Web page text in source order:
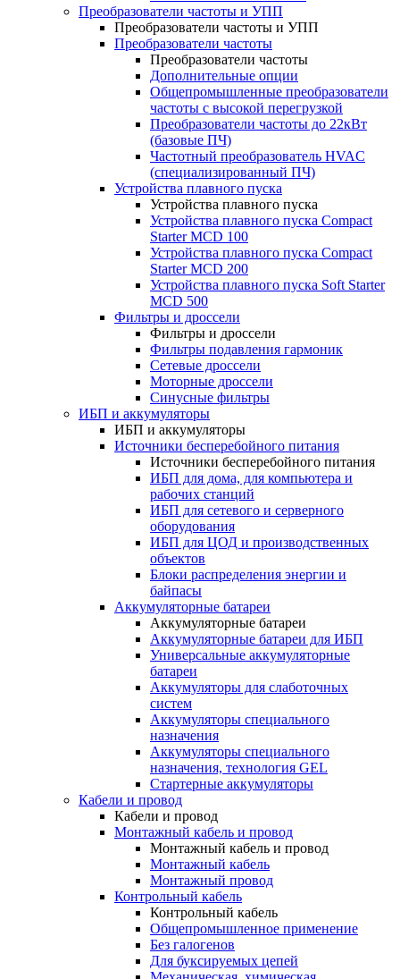
Преобразователи частоты и УПП
Преобразователи частоты и УПП
Преобразователи частоты
Преобразователи частоты
Дополнительные опции
Общепромышленные преобразователи
частоты с высокой перегрузкой
Преобразователи частоты до 22кВт
(базовые ПЧ)
Частотный преобразователь HVAC
(специализированный ПЧ)
Устройства плавного пуска
Устройства плавного пуска
Устройства плавного пуска Compact
Starter MCD 100
Устройства плавного пуска Compact
Starter MCD 200
Устройства плавного пуска Soft Starter
MCD 500
Фильтры и дроссели
Фильтры и дроссели
Фильтры подавления гармоник
Сетевые дроссели
Моторные дроссели
Синусные фильтры
ИБП и аккумуляторы
ИБП и аккумуляторы
Источники бесперебойного питания
Источники бесперебойного питания
ИБП для дома, для компьютера и
рабочих станций
ИБП для сетевого и серверного
оборудования
ИБП для ЦОД и производственных
объектов
Блоки распределения энергии и
байпасы
Аккумуляторные батареи
Аккумуляторные батареи
Аккумуляторные батареи для ИБП
Универсальные аккумуляторные
батареи
Аккумуляторы для слаботочных
систем
Аккумуляторы специального
назначения
Аккумуляторы специального
назначения, технология GEL
Стартерные аккумуляторы
Кабели и провод
Кабели и провод
Монтажный кабель и провод
Монтажный кабель и провод
Монтажный кабель
Монтажный провод
Контрольный кабель
Контрольный кабель
Общепромышленное применение
Без галогенов
Для буксируемых цепей